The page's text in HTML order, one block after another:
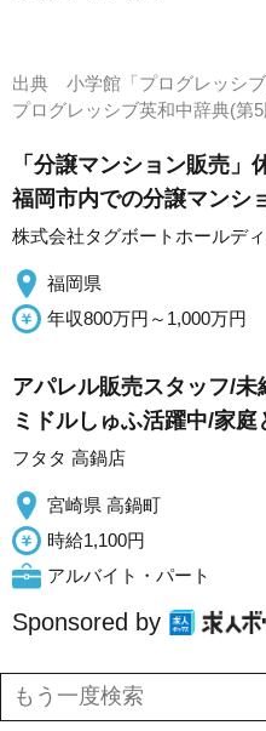
出典 小学館「プログレッシ
プログレッシブ英和中辞典(
「分譲マンション販売
福岡市内での分譲マンシ
株式会社タグボートホールデ
福岡県
年収800万円～1,000万円
アパレル販売スタッフ/
ミドルしゅふ活躍中/家
フタタ 高鍋店
宮崎県 高鍋町
時給1,100円
アルバイト・パート
Sponsored by